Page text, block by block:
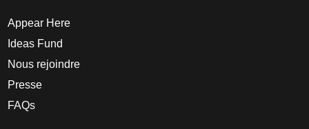
Appear Here
Ideas Fund
Nous rejoindre
Presse
FAQs